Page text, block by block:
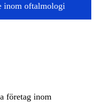
inom oftalmologi
företag inom